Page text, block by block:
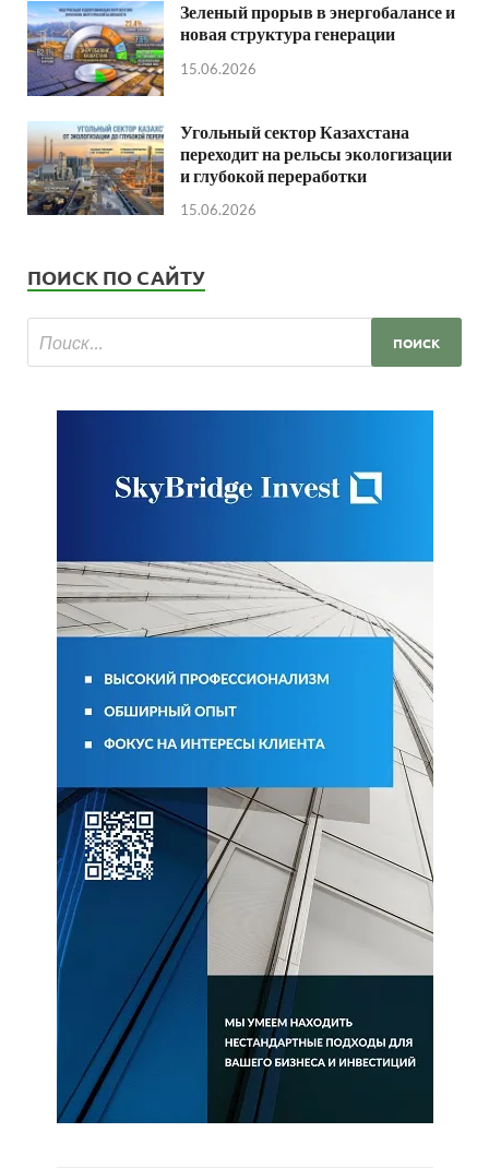
Зеленый прорыв в энергобалансе и
новая структура генерации
15.06.2026
Угольный сектор Казахстана
переходит на рельсы экологизации
и глубокой переработки
15.06.2026
ПОИСК ПО САЙТУ